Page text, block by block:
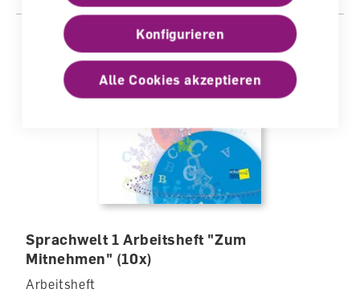
Sprachwelt 1 Arbeitsheft "Zum
Mitnehmen" (10x)
Arbeitsheft
Konfigurieren
Alle Cookies akzeptieren